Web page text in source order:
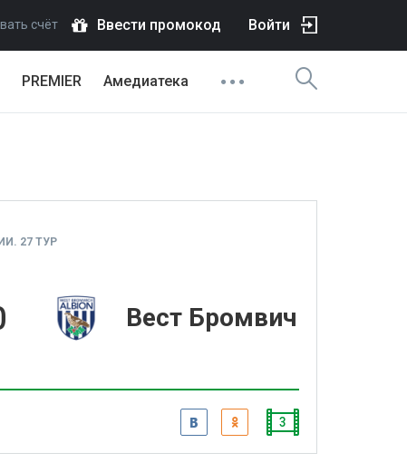
счёт Ввести промокод Войти
PREMIER Амедиатека
27 ТУР
Вест Бромвич
3